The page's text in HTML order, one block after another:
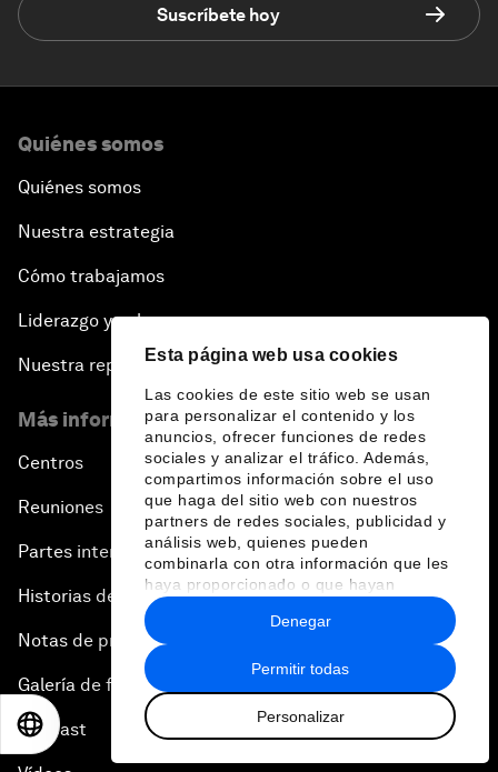
Esta página web usa cookies
Las cookies de este sitio web se usan
para personalizar el contenido y los
anuncios, ofrecer funciones de redes
sociales y analizar el tráfico. Además,
compartimos información sobre el uso
que haga del sitio web con nuestros
partners de redes sociales, publicidad y
análisis web, quienes pueden
combinarla con otra información que les
haya proporcionado o que hayan
recopilado a partir del uso que haya
hecho de sus servicios.
Permitir todas
Personalizar
Denegar
Suscríbete hoy
Quiénes somos
Quiénes somos
Nuestra estrategia
Cómo trabajamos
Liderazgo y gobernanza
Nuestra repercusión
Más información sobre el Foro
Centros
Reuniones
Partes interesadas
Historias del Foro
Notas de prensa
Galería de fotos
Pódcast
EN